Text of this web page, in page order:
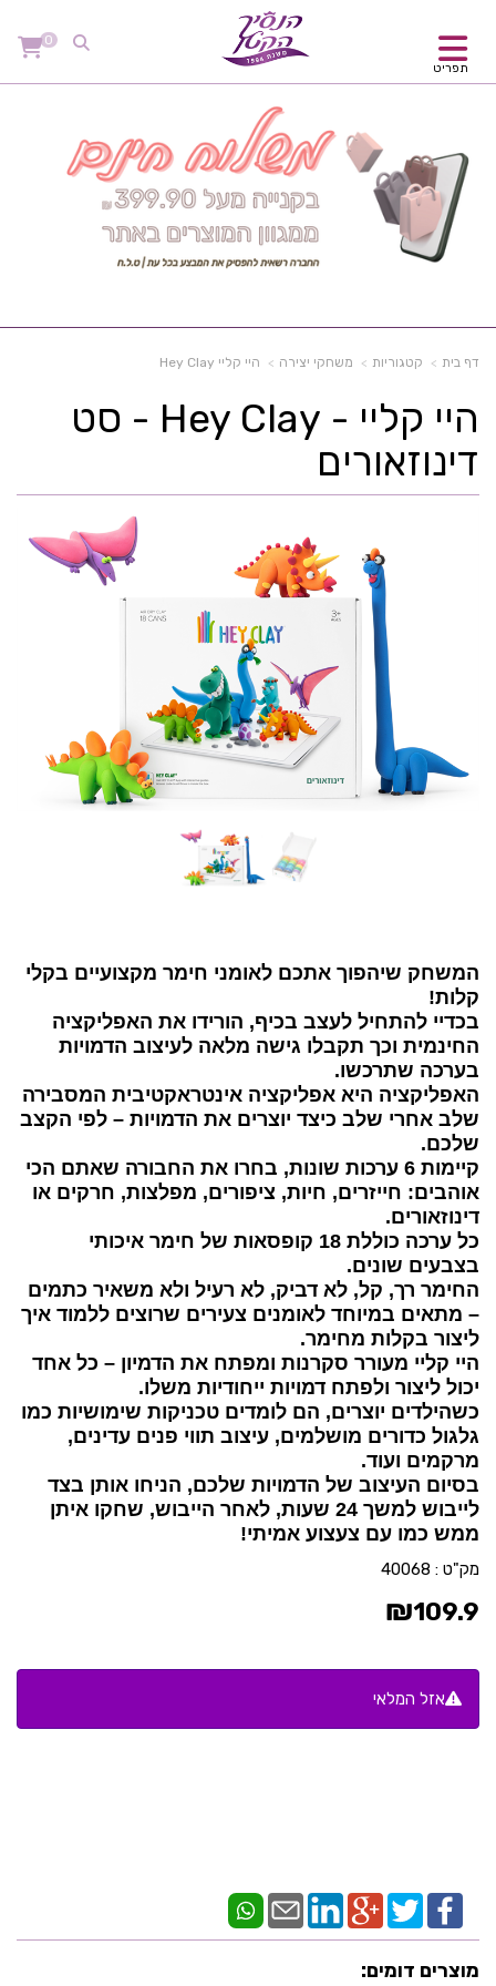
תפריט
0
דף בית קטגוריות משחקי יצירה היי קליי Hey Clay
היי קליי - Hey Clay - סט
דינוזאורים
המשחק שיהפוך אתכם לאומני חימר מקצועיים בקלי
קלות!
בכדיי להתחיל לעצב בכיף, הורידו את האפליקציה
החינמית וכך תקבלו גישה מלאה לעיצוב הדמויות
בערכה שתרכשו.
האפליקציה היא אפליקציה אינטראקטיבית המסבירה
שלב אחרי שלב כיצד יוצרים את הדמויות – לפי הקצב
שלכם.
קיימות 6 ערכות שונות, בחרו את החבורה שאתם הכי
אוהבים: חייזרים, חיות, ציפורים, מפלצות, חרקים או
דינוזאורים.
כל ערכה כוללת 18 קופסאות של חימר איכותי
בצבעים שונים.
החימר רך, קל, לא דביק, לא רעיל ולא משאיר כתמים
– מתאים במיוחד לאומנים צעירים שרוצים ללמוד איך
ליצור בקלות מחימר.
היי קליי מעורר סקרנות ומפתח את הדמיון – כל אחד
יכול ליצור ולפתח דמויות ייחודיות משלו.
כשהילדים יוצרים, הם לומדים טכניקות שימושיות כמו
גלגול כדורים מושלמים, עיצוב תווי פנים עדינים,
מרקמים ועוד.
בסיום העיצוב של הדמויות שלכם, הניחו אותן בצד
לייבוש למשך 24 שעות, לאחר הייבוש, שחקו איתן
ממש כמו עם צעצוע אמיתי!
מק"ט : 40068
₪109.9
אזל המלאי
מוצרים דומים: